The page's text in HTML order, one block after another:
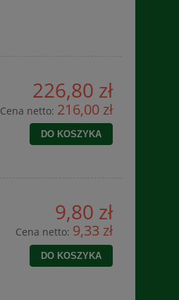
226,80 zł
Cena netto: 216,00 zł
DO KOSZYKA
9,80 zł
Cena netto: 9,33 zł
DO KOSZYKA